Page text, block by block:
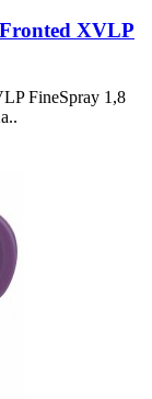
XVLP
FineSpray 1,8